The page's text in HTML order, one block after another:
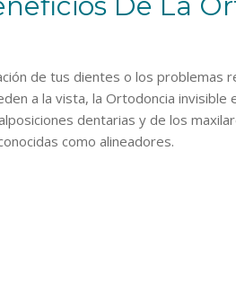
de tus dientes o los problemas
a la vista, la Ortodoncia invisible
dentarias y de los
como alineadores.